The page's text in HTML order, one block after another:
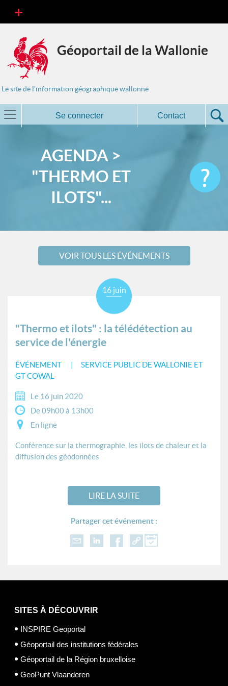
Géoportail de la Wallonie
Le site de l'information géographique wallonne
Se connecter Contact
AGENDA >
"THERMO ET
ILOTS"...
VOIR TOUS LES ÉVÉNEMENTS
"Thermo et ilots" : la télédétection au
service de l'énergie
ÉVÉNEMENT
SERVICE PUBLIC DE WALLONIE ET
GT COWAL
16 juin
Le 16 juin 2020
De 09h00 à 13h00
En ligne
Conférence sur la thermographie, les ilots de chaleur et la
diffusion des géodonnées
LIRE LA SUITE
Partager cet événement :
SITES À DÉCOUVRIR
INSPIRE Geoportal
Géoportail des institutions fédérales
Géoportail de la Région bruxelloise
GeoPunt Vlaanderen